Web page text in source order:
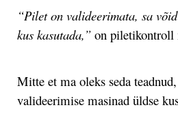
“Pilet on valideerimata, sa
kus kasutada,”on piletikontroll
Mitte et ma oleks seda
valideerimise masinad üldse